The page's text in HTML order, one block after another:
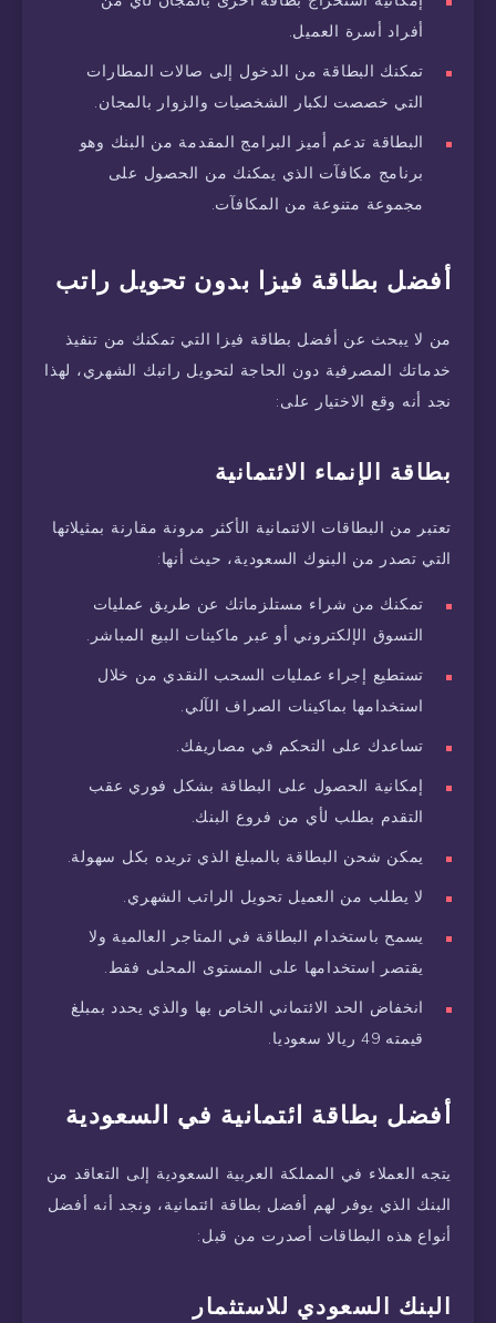
أفراد أسرة العميل.
تمكنك البطاقة من الدخول إلى صالات المطارات
التي خصصت لكبار الشخصيات والزوار بالمجان.
البطاقة تدعم أميز البرامج المقدمة من البنك وهو
برنامج مكافآت الذي يمكنك من الحصول على
مجموعة متنوعة من المكافآت.
أفضل بطاقة فيزا بدون تحويل راتب
من لا يبحث عن أفضل بطاقة فيزا التي تمكنك من تنفيذ
خدماتك المصرفية دون الحاجة لتحويل راتبك الشهري، لهذا
نجد أنه وقع الاختيار على:
بطاقة الإنماء الائتمانية
تعتبر من البطاقات الائتمانية الأكثر مرونة مقارنة بمثيلاتها
التي تصدر من البنوك السعودية، حيث أنها:
تمكنك من شراء مستلزماتك عن طريق عمليات
التسوق الإلكتروني أو عبر ماكينات البيع المباشر.
تستطيع إجراء عمليات السحب النقدي من خلال
استخدامها بماكينات الصراف الآلي.
تساعدك على التحكم في مصاريفك.
إمكانية الحصول على البطاقة بشكل فوري عقب
التقدم بطلب لأي من فروع البنك.
يمكن شحن البطاقة بالمبلغ الذي تريده بكل سهولة.
لا يطلب من العميل تحويل الراتب الشهري.
يسمح باستخدام البطاقة في المتاجر العالمية ولا
يقتصر استخدامها على المستوى المحلى فقط.
انخفاض الحد الائتماني الخاص بها والذي يحدد بمبلغ
قيمته 49 ريالا سعوديا.
أفضل بطاقة ائتمانية في السعودية
يتجه العملاء في المملكة العربية السعودية إلى التعاقد من
البنك الذي يوفر لهم أفضل بطاقة ائتمانية، ونجد أنه أفضل
أنواع هذه البطاقات أصدرت من قبل:
البنك السعودي للاستثمار